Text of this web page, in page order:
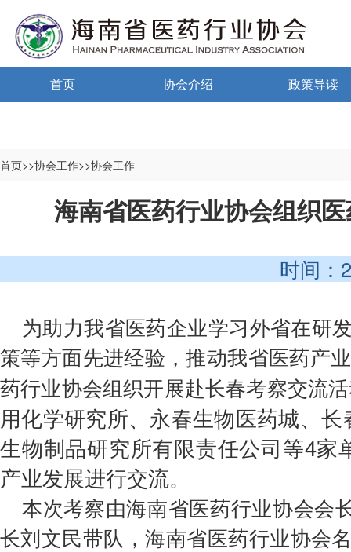
首页 协会介绍
自律宣言
登记信息
会费制度
协会章程
会员名单
道德准则
调解规则
政策导读
中小微海南政
首页>>协会工作>>协会工作
海南省医药行业协会组织
时间：
为助力我省医药企业学习外省在研
策等方面先进经验，推动我省医药产
药行业协会组织开展赴长春考察交流
用化学研究所、永春生物医药城、
生物制品研究所有限责任公司等4
产业发展进行交流。
本次考察由海南省医药行业协会会
长刘文民带队，海南省医药行业协会